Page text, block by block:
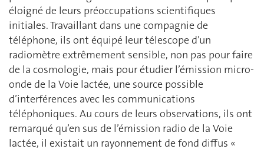
éloigné de leurs préoccupations scientifiques
initiales. Travaillant dans une compagnie de
téléphone, ils ont équipé leur télescope d’un
radiomètre extrêmement sensible, non pas pour faire
de la cosmologie, mais pour étudier l’émission micro-
onde de la Voie lactée, une source possible
d’interférences avec les communications
téléphoniques. Au cours de leurs observations, ils ont
remarqué qu’en sus de l’émission radio de la Voie
lactée, il existait un rayonnement de fond diffus «